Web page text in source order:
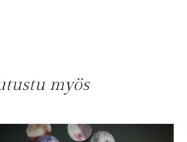
myös